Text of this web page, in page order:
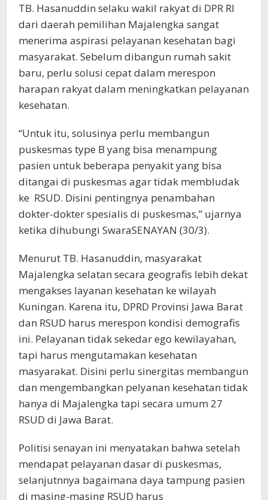
TB. Hasanuddin selaku wakil rakyat di DPR RI
dari daerah pemilihan Majalengka sangat
menerima aspirasi pelayanan kesehatan bagi
masyarakat. Sebelum dibangun rumah sakit
baru, perlu solusi cepat dalam merespon
harapan rakyat dalam meningkatkan pelayanan
kesehatan.
“Untuk itu, solusinya perlu membangun
puskesmas type B yang bisa menampung
pasien untuk beberapa penyakit yang bisa
ditangai di puskesmas agar tidak membludak
ke RSUD. Disini pentingnya penambahan
dokter-dokter spesialis di puskesmas,” ujarnya
ketika dihubungi SwaraSENAYAN (30/3).
Menurut TB. Hasanuddin, masyarakat
Majalengka selatan secara geografis lebih dekat
mengakses layanan kesehatan ke wilayah
Kuningan. Karena itu, DPRD Provinsi Jawa Barat
dan RSUD harus merespon kondisi demografis
ini. Pelayanan tidak sekedar ego kewilayahan,
tapi harus mengutamakan kesehatan
masyarakat. Disini perlu sinergitas membangun
dan mengembangkan pelyanan kesehatan tidak
hanya di Majalengka tapi secara umum 27
RSUD di Jawa Barat.
Politisi senayan ini menyatakan bahwa setelah
mendapat pelayanan dasar di puskesmas,
selanjutnnya bagaimana daya tampung pasien
di masing-masing RSUD harus